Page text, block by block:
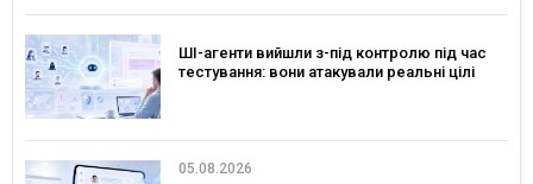
ШІ-агенти вийшли з-під контролю під час
тестування: вони атакували реальні цілі
05.08.2026